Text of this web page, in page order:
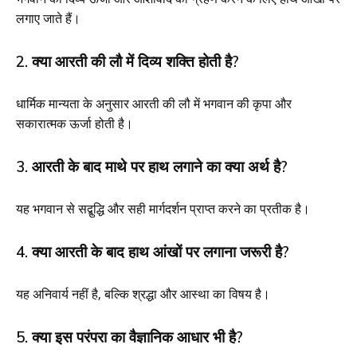
लगाए जाते हैं।
2. क्या आरती की लौ में दिव्य शक्ति होती है?
धार्मिक मान्यता के अनुसार आरती की लौ में भगवान की कृपा और
सकारात्मक ऊर्जा होती है।
3. आरती के बाद माथे पर हाथ लगाने का क्या अर्थ है?
यह भगवान से सद्बुद्धि और सही मार्गदर्शन प्राप्त करने का प्रतीक है।
4. क्या आरती के बाद हाथ आंखों पर लगाना जरूरी है?
यह अनिवार्य नहीं है, बल्कि श्रद्धा और आस्था का विषय है।
5. क्या इस परंपरा का वैज्ञानिक आधार भी है?